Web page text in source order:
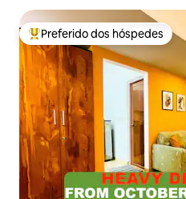
Entre os melhores preferidos
Preferido dos hóspedes